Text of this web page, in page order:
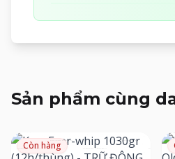
Sản phẩm cùng
Còn hàng